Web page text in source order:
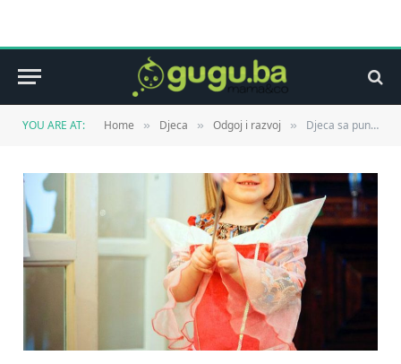
YOU ARE AT: Home » Djeca » Odgoj i razvoj » Djeca sa puno fantazije nisu lažovi